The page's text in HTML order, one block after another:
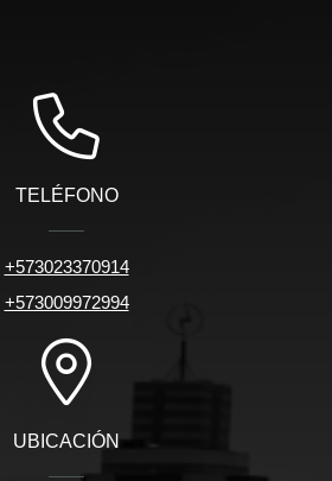
TELÉFONO
+573023370914
+573009972994
UBICACIÓN